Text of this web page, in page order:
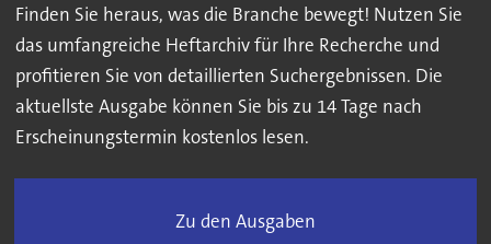
Finden Sie heraus, was die Branche bewegt! Nutzen Sie
das umfangreiche Heftarchiv für Ihre Recherche und
profitieren Sie von detaillierten Suchergebnissen. Die
aktuellste Ausgabe können Sie bis zu 14 Tage nach
Erscheinungstermin kostenlos lesen.
Zu den Ausgaben